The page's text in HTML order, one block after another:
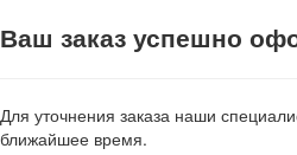
Ваш заказ успешно
Для уточнения заказа наши
ближайшее время.